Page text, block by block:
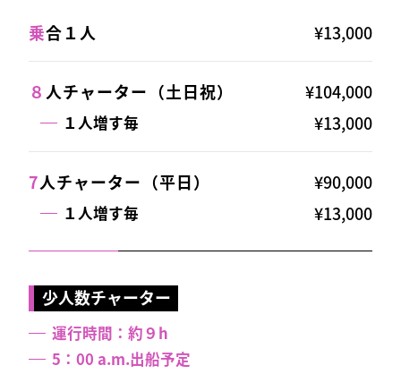
乗合１人 ¥13,000
８ 人チャーター（土日祝） ¥104,000
１人増す毎 ¥13,000
7人チャーター（平日） ¥90,000
１人増す毎 ¥13,000
少人数チャーター
運行時間：約９h
5：00 a.m.出船予定